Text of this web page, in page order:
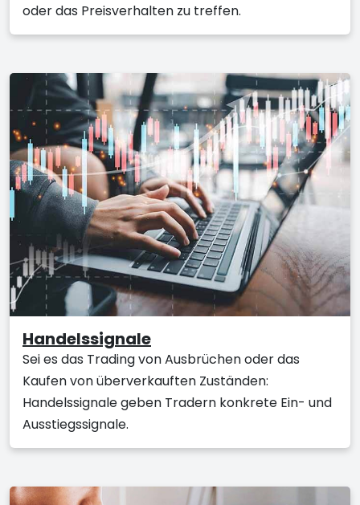
oder das Preisverhalten zu treffen.
Handelssignale
Sei es das Trading von Ausbrüchen oder das
Kaufen von überverkauften Zuständen:
Handelssignale geben Tradern konkrete Ein- und
Ausstiegssignale.